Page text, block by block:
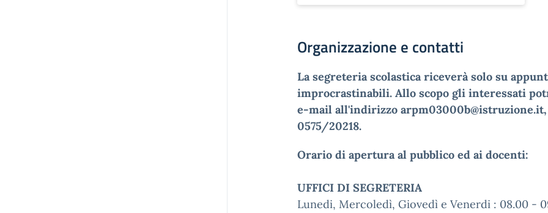
Organizzazione e contatti
La segreteria scolastica riceverà solo su
improcrastinabili. Allo scopo gli interessati
e-mail all'indirizzo
0575/20218.
Orario di apertura al pubblico ed ai docenti:
UFFICI DI SEGRETERIA
Lunedi, Mercoledì, Giovedì e Venerdi : 08.00 -